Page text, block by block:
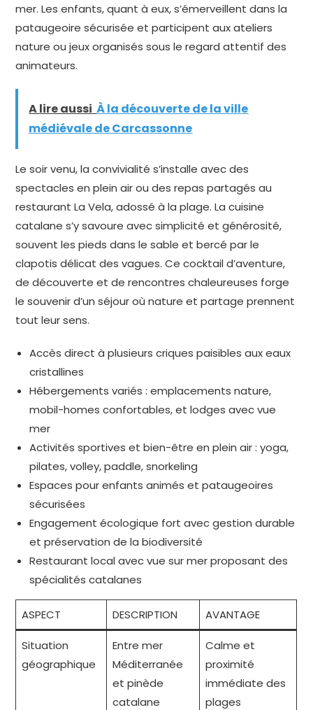
mer. Les enfants, quant à eux, s’émerveillent dans la
pataugeoire sécurisée et participent aux ateliers
nature ou jeux organisés sous le regard attentif des
animateurs.
A lire aussi À la découverte de la ville
médiévale de Carcassonne
Le soir venu, la convivialité s’installe avec des
spectacles en plein air ou des repas partagés au
restaurant La Vela, adossé à la plage. La cuisine
catalane s’y savoure avec simplicité et générosité,
souvent les pieds dans le sable et bercé par le
clapotis délicat des vagues. Ce cocktail d’aventure,
de découverte et de rencontres chaleureuses forge
le souvenir d’un séjour où nature et partage prennent
tout leur sens.
Accès direct à plusieurs criques paisibles aux eaux
cristallines
Hébergements variés : emplacements nature,
mobil-homes confortables, et lodges avec vue
mer
Activités sportives et bien-être en plein air : yoga,
pilates, volley, paddle, snorkeling
Espaces pour enfants animés et pataugeoires
sécurisées
Engagement écologique fort avec gestion durable
et préservation de la biodiversité
Restaurant local avec vue sur mer proposant des
spécialités catalanes
ASPECT DESCRIPTION AVANTAGE
Situation
géographique
Entre mer
Méditerranée
et pinède
catalane
Calme et
proximité
immédiate des
plages